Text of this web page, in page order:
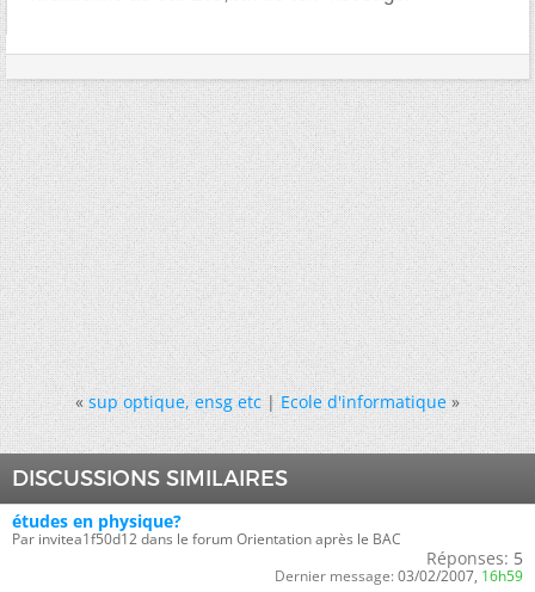
« sup optique, ensg etc|Ecole d'informatique »
DISCUSSIONS SIMILAIRES
études en physique?
Par invitea1f50d12 dans le forum Orientation après le BAC
Réponses: 5
Dernier message: 03/02/2007, 16h59